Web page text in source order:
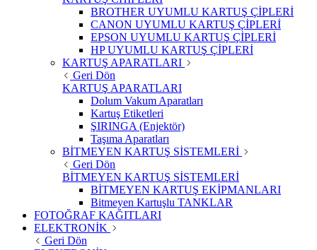
BROTHER UYUMLU KARTUŞ ÇİPLERİ
CANON UYUMLU KARTUŞ ÇİPLERİ
EPSON UYUMLU KARTUŞ ÇİPLERİ
HP UYUMLU KARTUŞ ÇİPLERİ
KARTUŞ APARATLARI
Geri Dön
KARTUŞ APARATLARI
Dolum Vakum Aparatları
Kartuş Etiketleri
ŞIRINGA (Enjektör)
Taşıma Aparatları
BİTMEYEN KARTUŞ SİSTEMLERİ
Geri Dön
BİTMEYEN KARTUŞ SİSTEMLERİ
BİTMEYEN KARTUŞ EKİPMANLARI
Bitmeyen Kartuşlu TANKLAR
FOTOĞRAF KAĞITLARI
ELEKTRONİK
Geri Dön